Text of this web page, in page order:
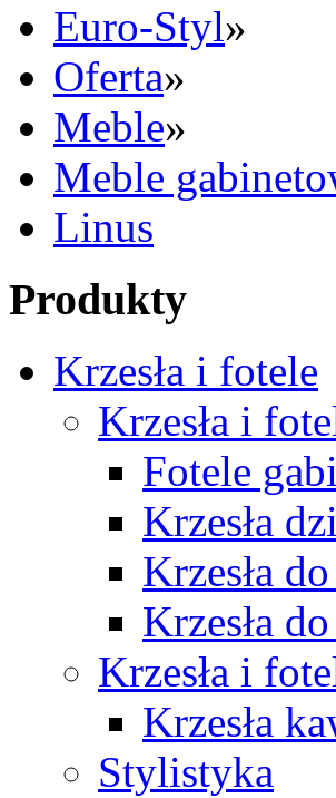
Euro-Styl»
Oferta»
Meble»
Meble
Linus
Produkty
Krzesła i fotele
Krzesła i
Fotele
Krzesła
Krzesła
Krzesła
Krzesła i
Krzesła
Stylistyka